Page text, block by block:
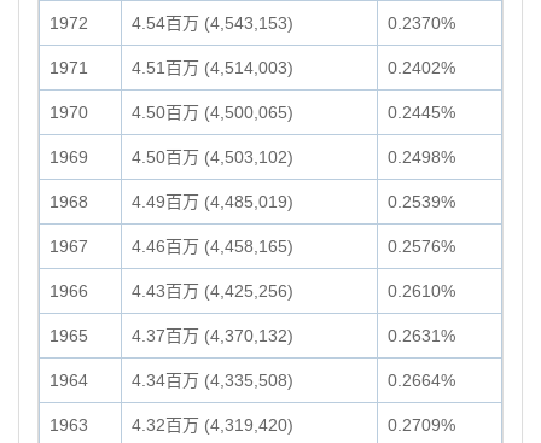
1972 4.54百万 (4,543,153) 0.2370%
1971 4.51百万 (4,514,003) 0.2402%
1970 4.50百万 (4,500,065) 0.2445%
1969 4.50百万 (4,503,102) 0.2498%
1968 4.49百万 (4,485,019) 0.2539%
1967 4.46百万 (4,458,165) 0.2576%
1966 4.43百万 (4,425,256) 0.2610%
1965 4.37百万 (4,370,132) 0.2631%
1964 4.34百万 (4,335,508) 0.2664%
1963 4.32百万 (4,319,420) 0.2709%